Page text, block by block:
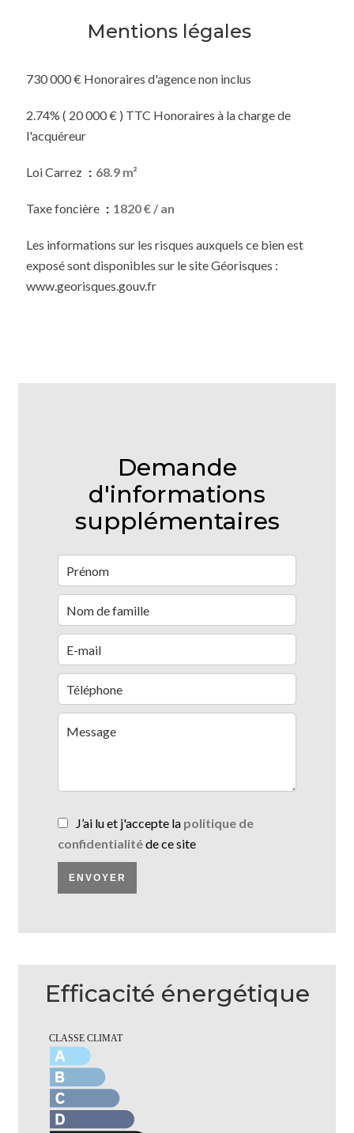
Mentions légales
730 000 € Honoraires d'agence non inclus
2.74% ( 20 000 € ) TTC Honoraires à la charge de
l'acquéreur
Loi Carrez 68.9 m²
Taxe foncière 1820 € / an
Les informations sur les risques auxquels ce bien est
exposé sont disponibles sur le site Géorisques :
www.georisques.gouv.fr
Demande
d'informations
supplémentaires
J’ai lu et j'accepte la politique de
confidentialitéde ce site
ENVOYER
Efficacité énergétique